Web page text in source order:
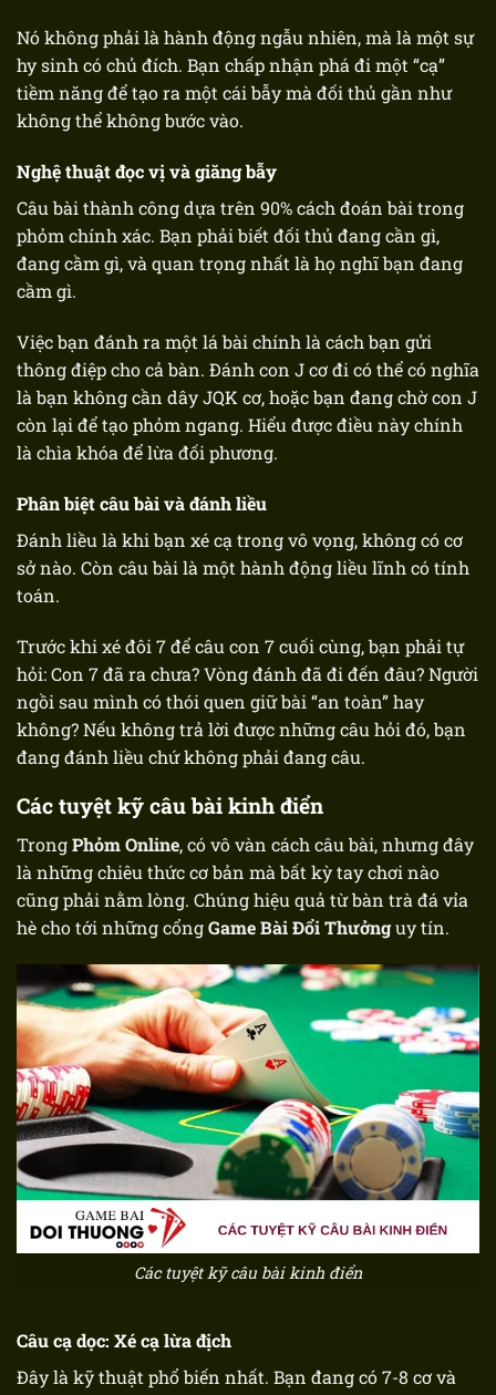
Nó không phải là hành động ngẫu nhiên, mà là một sự
hy sinh có chủ đích. Bạn chấp nhận phá đi một “cạ”
tiềm năng để tạo ra một cái bẫy mà đối thủ gần như
không thể không bước vào.
Nghệ thuật đọc vị và giăng bẫy
Câu bài thành công dựa trên 90%cách đoán bài trong
phỏm chính xác. Bạn phải biết đối thủ đang cần gì,
đang cầm gì, và quan trọng nhất là họ nghĩ bạn đang
cầm gì.
Việc bạn đánh ra một lá bài chính là cách bạn gửi
thông điệp cho cả bàn. Đánh con J cơ đi có thể có nghĩa
là bạn không cần dây JQK cơ, hoặc bạn đang chờ con J
còn lại để tạo phỏm ngang. Hiểu được điều này chính
là chìa khóa để lừa đối phương.
Phân biệt câu bài và đánh liều
Đánh liều là khi bạn xé cạ trong vô vọng, không có cơ
sở nào. Còn câu bài là một hành động liều lĩnh có tính
toán.
Trước khi xé đôi 7 để câu con 7 cuối cùng, bạn phải tự
hỏi: Con 7 đã ra chưa? Vòng đánh đã đi đến đâu? Người
ngồi sau mình có thói quen giữ bài “an toàn” hay
không? Nếu không trả lời được những câu hỏi đó, bạn
đang đánh liều chứ không phải đang câu.
Các tuyệt kỹ câu bài kinh điển
TrongPhỏm Online, có vô vàn cách câu bài, nhưng đây
là những chiêu thức cơ bản mà bất kỳ tay chơi nào
cũng phải nằm lòng. Chúng hiệu quả từ bàn trà đá vỉa
hè cho tới những cổngGame Bài Đổi Thưởnguy tín.
Các tuyệt kỹ câu bài kinh điển
Câu cạ dọc: Xé cạ lừa địch
Đây là kỹ thuật phổ biến nhất. Bạn đang có 7-8 cơ và